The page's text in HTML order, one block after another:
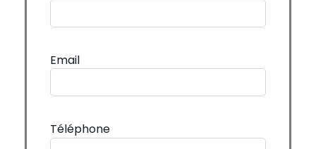
Email
Téléphone